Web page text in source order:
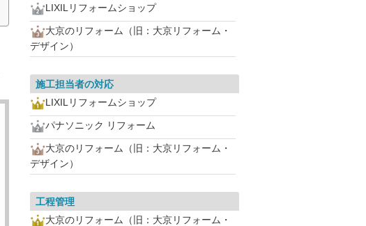
LIXILリフォームショップ
大京のリフォーム（旧：大京リフォーム・
デザイン）
施工担当者の対応
LIXILリフォームショップ
パナソニック リフォーム
大京のリフォーム（旧：大京リフォーム・
デザイン）
工程管理
大京のリフォーム（旧：大京リフォーム・